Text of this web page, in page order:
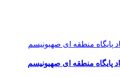
پایگاه منطقه ای صهیونیسم
پایگاه منطقه ای صهیونیسم